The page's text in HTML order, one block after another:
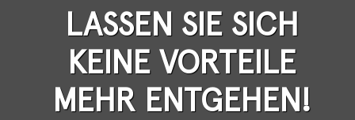
LASSEN SIE SICH
KEINE VORTEILE
MEHR ENTGEHEN!